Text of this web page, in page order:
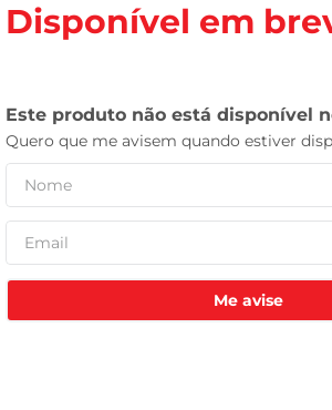
Disponível em
Me avise
vinho
leite pó